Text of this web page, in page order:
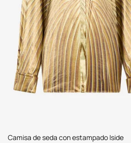
Camisa de seda con estampado Iside